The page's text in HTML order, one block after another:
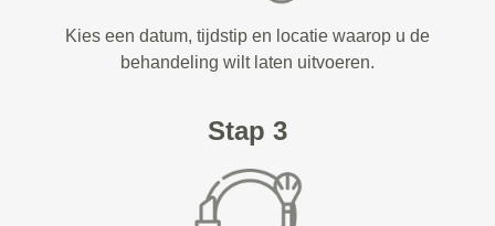
Kies een datum, tijdstip en locatie waarop u de
behandeling wilt laten uitvoeren.
Stap 3